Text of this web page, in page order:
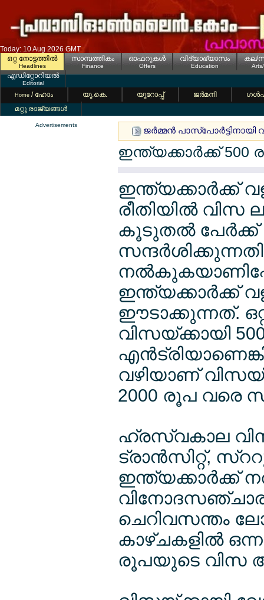
Today: 10 Aug 2026 GMT
ഒറ്റ നോട്ടത്തില്‍
Headlines
സാമ്പത്തികം
Finance
ഓഫറുകള്‍
Offers
വിദ്യാഭ്യാസം
Education
കല/
എഡിറ്റോറിയല്‍
Editorial
Home / ഹോം യൂ.കെ. യൂറോപ്പ് ജര്‍മനി
മറ്റു രാജ്യങ്ങള്‍
Advertisements
ജര്‍മ്മന്‍ പാസ്പോര്‍ട്ടിനായി
ഇന്ത്യക്കാര്‍ക്ക് 500
ഇന്ത്യക്കാര്‍ക്ക്
രീതിയില്‍ വിസ
കൂടുതല്‍ പേര്‍ക്ക്
ഇന്ത്യക്കാര്‍ക്ക്
ഈടാക്കുന്നത്.
വിസയ്ക്കായി
വഴിയാണ്
2000 രൂപ വരെ
ഹ്രസ്വകാല
ട്രാന്‍സിറ്റ്,
ഇന്ത്യക്കാര്‍ക്ക്
ചെറിവസന്തം
കാഴ്ചകളില്‍
രൂപയുടെ വിസ